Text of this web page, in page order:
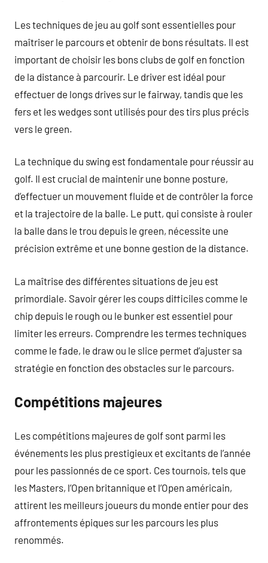
Les techniques de jeu au golf sont essentielles pour
maîtriser le parcours et obtenir de bons résultats. Il est
important de choisir les bons clubs de golf en fonction
de la distance à parcourir. Le driver est idéal pour
effectuer de longs drives sur le fairway, tandis que les
fers et les wedges sont utilisés pour des tirs plus précis
vers le green.
La technique du swing est fondamentale pour réussir au
golf. Il est crucial de maintenir une bonne posture,
d’effectuer un mouvement fluide et de contrôler la force
et la trajectoire de la balle. Le putt, qui consiste à rouler
la balle dans le trou depuis le green, nécessite une
précision extrême et une bonne gestion de la distance.
La maîtrise des différentes situations de jeu est
primordiale. Savoir gérer les coups difficiles comme le
chip depuis le rough ou le bunker est essentiel pour
limiter les erreurs. Comprendre les termes techniques
comme le fade, le draw ou le slice permet d’ajuster sa
stratégie en fonction des obstacles sur le parcours.
Compétitions majeures
Les compétitions majeures de golf sont parmi les
événements les plus prestigieux et excitants de l’année
pour les passionnés de ce sport. Ces tournois, tels que
les Masters, l’Open britannique et l’Open américain,
attirent les meilleurs joueurs du monde entier pour des
affrontements épiques sur les parcours les plus
renommés.